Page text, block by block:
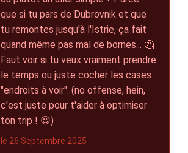
que si tu pars de Dubrovnik et que
tu remontes jusqu'à l'Istrie, ça fait
quand même pas mal de bornes... 🤔
Faut voir si tu veux vraiment prendre
le temps ou juste cocher les cases
"endroits à voir". (no offense, hein,
c'est juste pour t'aider à optimiser
ton trip ! 😉)
le 26 Septembre 2025